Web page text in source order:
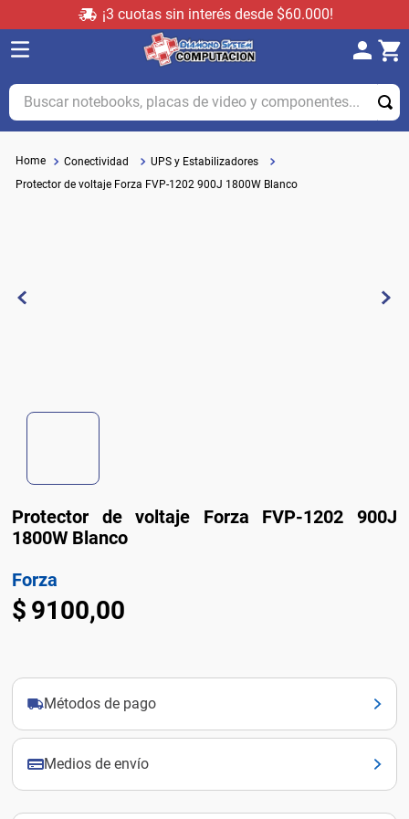
¡3 cuotas sin interés desde $60.000!
Buscar notebooks, placas de video y componentes...
Conectividad
UPS y Estabilizadores
Protector de voltaje Forza FVP-1202 900J 1800W Blanco
Protector de voltaje Forza FVP-1202 900J
1800W Blanco
Forza
$ 9100,00
Métodos de pago
Medios de envío